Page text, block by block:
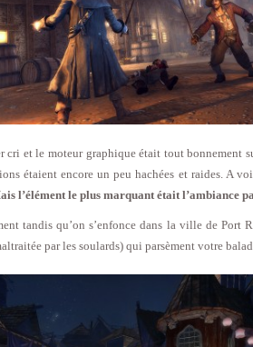
et le moteur graphique était tout bonnement
étaient encore un peu hachées et raides. A
l’élément le plus marquant était l’ambiance
tandis qu’on s’enfonce dans la ville de Port
par les soulards) qui parsèment votre